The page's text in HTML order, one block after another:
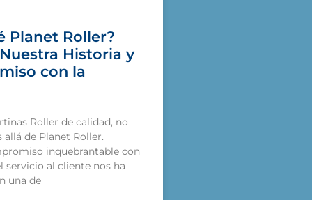
Planet Roller?
Historia y
con la
Roller de calidad, no
allá de Planet Roller.
inquebrantable con
servicio al cliente nos ha
una de